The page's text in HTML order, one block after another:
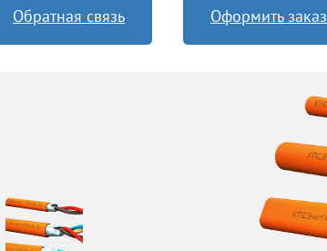
Обратная связь Оформить заказ